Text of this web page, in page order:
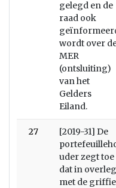
gelegd en de
raad ook
wordt over
MER
(ontsluiting)
van het
Gelders
Eiland.
27
[2019-31] De
uder zegt toe
dat in overleg
met de griffie